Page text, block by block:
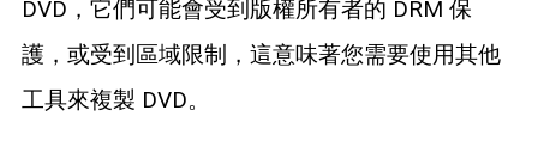
DVD，它們可能會受到版權所有者的 DRM 保
護，或受到區域限制，這意味著您需要使用其他
工具來複製 DVD。